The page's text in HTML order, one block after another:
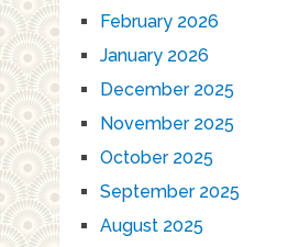
February 2026
January 2026
December 2025
November 2025
October 2025
September 2025
August 2025